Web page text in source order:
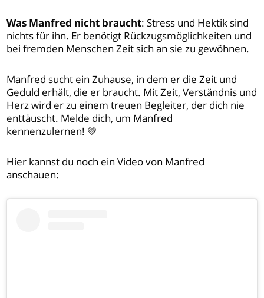
Was Manfred nicht braucht: Stress und Hektik sind
nichts für ihn. Er benötigt Rückzugsmöglichkeiten und
bei fremden Menschen Zeit sich an sie zu gewöhnen.
Manfred sucht ein Zuhause, in dem er die Zeit und
Geduld erhält, die er braucht. Mit Zeit, Verständnis und
Herz wird er zu einem treuen Begleiter, der dich nie
enttäuscht. Melde dich, um Manfred
kennenzulernen! 💚
Hier kannst du noch ein Video von Manfred
anschauen: